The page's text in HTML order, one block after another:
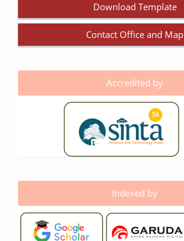
Download Template
Contact Office and Map
Accredited by
Indexed by